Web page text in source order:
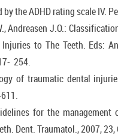
the ADHD rating scale IV.
Andreasen J.O.:
to The Teeth. Eds:
254.
of traumatic dental
for the
Dent. Traumatol., 2007, 23,